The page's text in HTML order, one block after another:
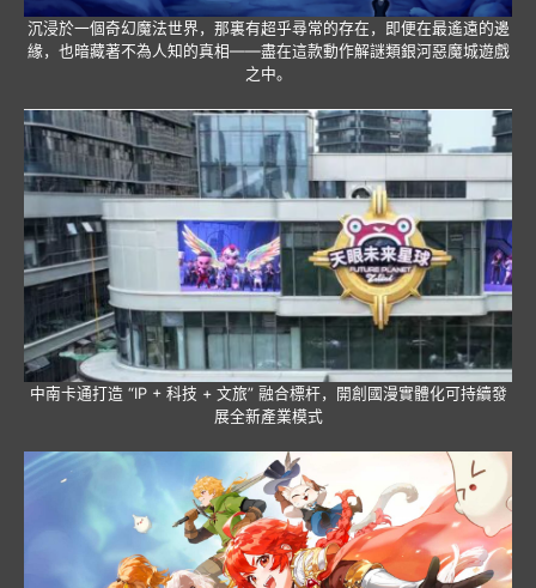
沉浸於一個奇幻魔法世界，那裏有超乎尋常的存在，即便在最遙遠的邊
緣，也暗藏著不為人知的真相——盡在這款動作解謎類銀河惡魔城遊戲
之中。
中南卡通打造 “IP + 科技 + 文旅” 融合標杆，開創國漫實體化可持續發
展全新產業模式